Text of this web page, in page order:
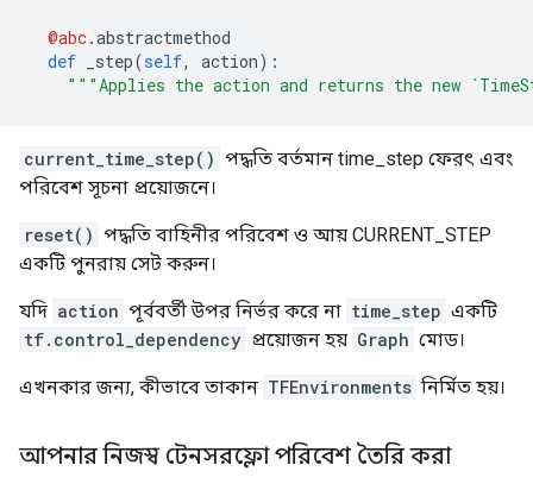
@abc.abstractmethod
def _step(self, action):
"""Applies the action and returns the new
current_time_step() পদ্ধতি বর্তমান time_step ফেরৎ এবং
পরিবেশ সূচনা প্রয়োজনে।
reset() পদ্ধতি বাহিনীর পরিবেশ ও আয় CURRENT_STEP
একটি পুনরায় সেট করুন।
যদি action পূর্ববর্তী উপর নির্ভর করে না time_step একটি
tf.control_dependency প্রয়োজন হয় Graph মোড।
এখনকার জন্য, কীভাবে তাকান TFEnvironments নির্মিত হয়।
আপনার নিজস্ব টেনসরফ্লো পরিবেশ তৈরি করা